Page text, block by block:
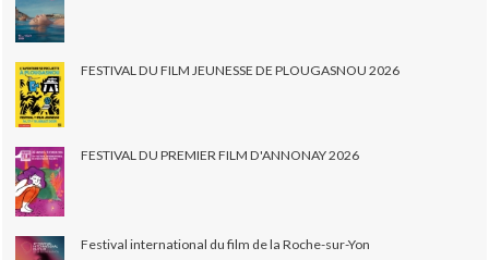
FESTIVAL DU FILM JEUNESSE DE PLOUGASNOU 2026
FESTIVAL DU PREMIER FILM D'ANNONAY 2026
Festival international du film de la Roche-sur-Yon